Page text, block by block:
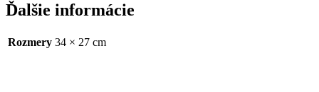
Ďalšie informácie
Rozmery 34 × 27 cm